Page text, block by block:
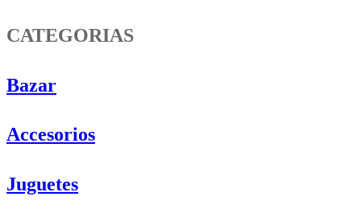
CATEGORIAS
Bazar
Accesorios
Juguetes